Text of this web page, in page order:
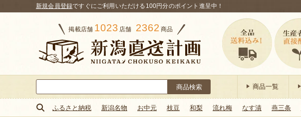
新規会員登録ですぐにご利用いただける100円分のポイント進呈中！
掲載店舗 1023 店舗 2362 商品
索:
商品一覧
ふるさと納税 新潟名物 お中元 枝豆 和梨 流れ梅 なす漬 燕三条